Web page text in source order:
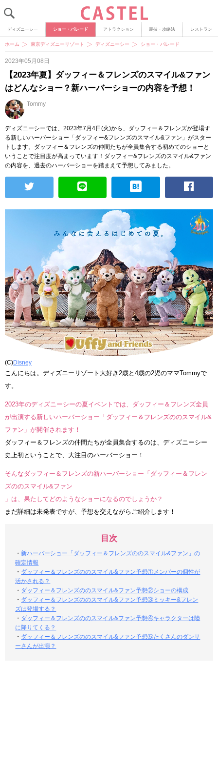
ディズニーシー ショー・パレード アトラクション 裏技・攻略法 レストラン
ホーム 東京ディズニーリゾート ディズニーシー ショー・パレード
2023年05月08日
【2023年夏】ダッフィー＆フレンズのスマイル&ファン
はどんなショー？新ハーバーショーの内容を予想！
Tommy
ディズニーシーでは、2023年7月4日(火)から、ダッフィー＆フレンズが登場す
る新しいハーバーショー「ダッフィー&フレンズのスマイル&ファン」がスター
トします。ダッフィー＆フレンズの仲間たちが全員集合する初めてのショーと
いうことで注目度が高まっています！ダッフィー&フレンズのスマイル&ファン
の内容を、過去のハーバーショーを踏まえて予想してみました。
(C)Disney
こんにちは。ディズニーリゾート大好き2歳と4歳の2児のママTommyで
す。
2023年のディズニーシーの夏イベントでは、ダッフィー＆フレンズ全員
が出演する新しいハーバーショー「ダッフィー＆フレンズののスマイル&
ファン」が開催されます！
ダッフィー＆フレンズの仲間たちが全員集合するのは、ディズニーシー
史上初ということで、大注目のハーバーショー！
そんなダッフィー＆フレンズの新ハーバーショー「ダッフィー＆フレン
ズののスマイル&ファン
」は、果たしてどのようなショーになるのでしょうか？
まだ詳細は未発表ですが、予想を交えながらご紹介します！
目次
・ 新ハーバーショー「ダッフィー＆フレンズののスマイル&ファン」の
確定情報
・ ダッフィー＆フレンズののスマイル&ファン予想①メンバーの個性が
活かされる？
・ ダッフィー＆フレンズののスマイル&ファン予想②ショーの構成
・ ダッフィー＆フレンズののスマイル&ファン予想③ミッキー&フレン
ズは登場する？
・ ダッフィー＆フレンズののスマイル&ファン予想④キャラクターは陸
に降りてくる？
・ ダッフィー＆フレンズののスマイル&ファン予想⑤たくさんのダンサ
ーさんが出演？